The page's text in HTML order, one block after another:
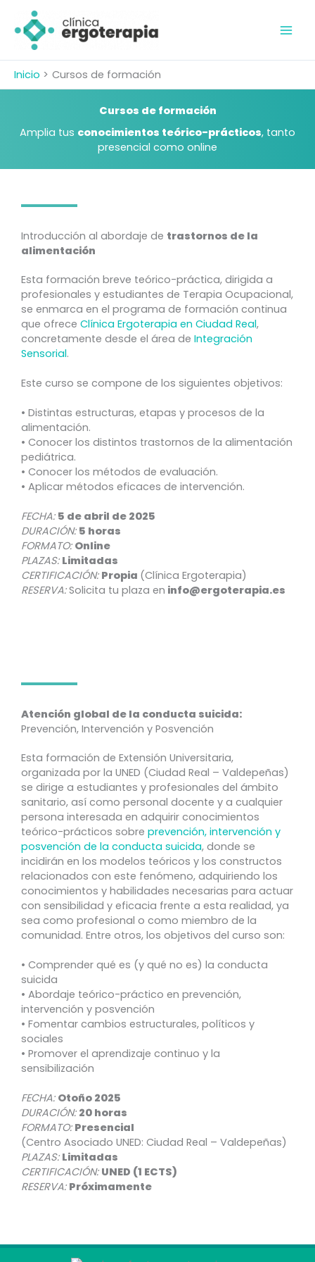
contenido
Inicio Cursos de formación
Cursos de formación
Amplia tus conocimientos teórico-prácticos, tanto
presencial como online
Introducción al abordaje de trastornos de la
alimentación
Esta formación breve teórico-práctica, dirigida a
profesionales y estudiantes de Terapia Ocupacional,
se enmarca en el programa de formación continua
que ofrece Clínica Ergoterapia en Ciudad Real,
concretamente desde el área de Integración
Sensorial.
Este curso se compone de los siguientes objetivos:
• Distintas estructuras, etapas y procesos de la
alimentación.
• Conocer los distintos trastornos de la alimentación
pediátrica.
• Conocer los métodos de evaluación.
• Aplicar métodos eficaces de intervención.
FECHA: 5 de abril de 2025
DURACIÓN: 5 horas
FORMATO: Online
PLAZAS: Limitadas
CERTIFICACIÓN: Propia (Clínica Ergoterapia)
RESERVA:Solicita tu plaza en info@ergoterapia.es
Atención global de la conducta suicida:
Prevención, Intervención y Posvención
Esta formación de Extensión Universitaria,
organizada por la UNED (Ciudad Real – Valdepeñas)
se dirige a estudiantes y profesionales del ámbito
sanitario, así como personal docente y a cualquier
persona interesada en adquirir conocimientos
teórico-prácticos sobre prevención, intervención y
posvención de la conducta suicida, donde se
incidirán en los modelos teóricos y los constructos
relacionados con este fenómeno, adquiriendo los
conocimientos y habilidades necesarias para actuar
con sensibilidad y eficacia frente a esta realidad, ya
sea como profesional o como miembro de la
comunidad. Entre otros, los objetivos del curso son:
• Comprender qué es (y qué no es) la conducta
suicida
• Abordaje teórico-práctico en prevención,
intervención y posvención
• Fomentar cambios estructurales, políticos y
sociales
• Promover el aprendizaje continuo y la
sensibilización
FECHA: Otoño 2025
DURACIÓN: 20 horas
FORMATO: Presencial
(Centro Asociado UNED: Ciudad Real – Valdepeñas)
PLAZAS: Limitadas
CERTIFICACIÓN: UNED (1 ECTS)
RESERVA: Próximamente